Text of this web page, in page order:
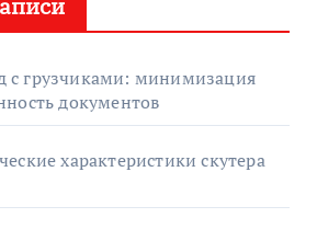
с грузчиками: минимизация
документов
характеристики скутера